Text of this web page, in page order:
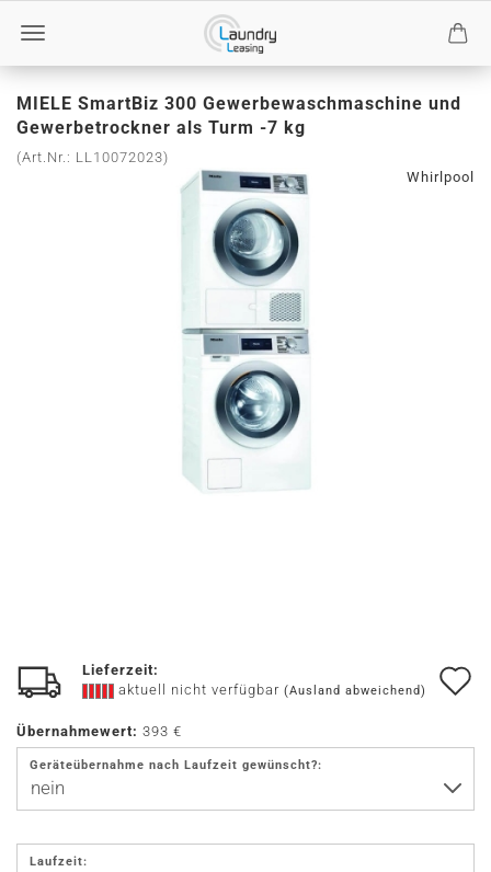
MIELE SmartBiz 300 Gewerbewaschmaschine und
Gewerbetrockner als Turm -7 kg
(Art.Nr.: LL10072023)
Whirlpool
Lieferzeit:
aktuell nicht verfügbar (Ausland abweichend)
Übernahmewert: 393 €
Geräteübernahme nach Laufzeit gewünscht?:
Laufzeit: